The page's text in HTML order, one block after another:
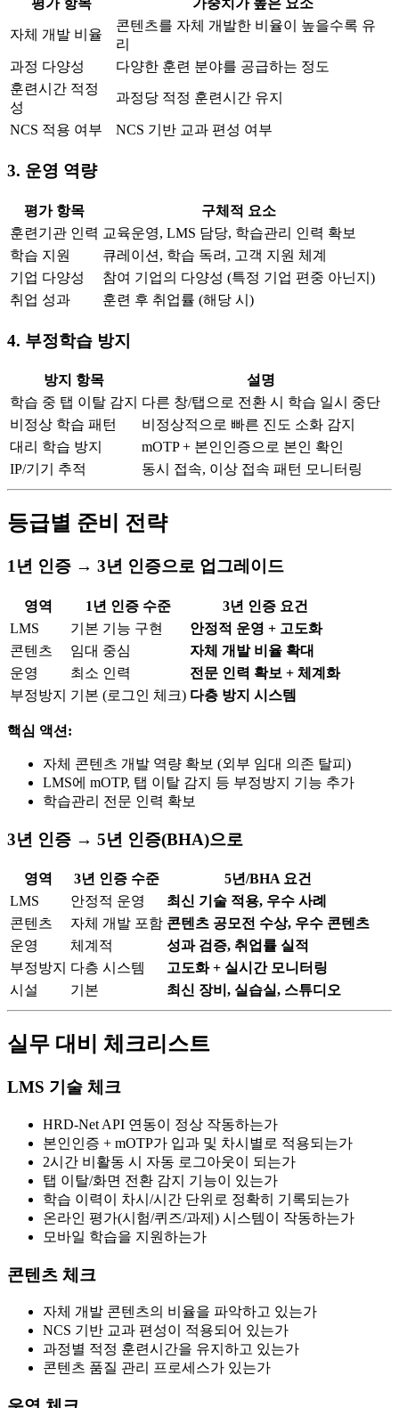
평가 항목 가중치가 높은 요소
자체 개발 비율
콘텐츠를 자체 개발한 비율이 높을수록 유
리
과정 다양성
다양한 훈련 분야를 공급하는 정도
훈련시간 적정
성
과정당 적정 훈련시간 유지
NCS 적용 여부 NCS 기반 교과 편성 여부
3. 운영 역량
평가 항목
구체적 요소
훈련기관 인력 교육운영, LMS 담당, 학습관리 인력 확보
학습 지원
큐레이션, 학습 독려, 고객 지원 체계
기업 다양성
참여 기업의 다양성 (특정 기업 편중 아닌지)
취업 성과
훈련 후 취업률 (해당 시)
4. 부정학습 방지
방지 항목
설명
학습 중 탭 이탈 감지
다른 창/탭으로 전환 시 학습 일시 중단
비정상 학습 패턴
비정상적으로 빠른 진도 소화 감지
대리 학습 방지
mOTP + 본인인증으로 본인 확인
IP/기기 추적
동시 접속, 이상 접속 패턴 모니터링
등급별 준비 전략
1년 인증 → 3년 인증으로 업그레이드
영역 1년 인증 수준
3년 인증 요건
LMS
기본 기능 구현
안정적 운영 + 고도화
콘텐츠
임대 중심
자체 개발 비율 확대
운영
최소 인력
전문 인력 확보 + 체계화
부정방지
기본 (로그인 체크) 다층 방지 시스템
핵심 액션:
자체 콘텐츠 개발 역량 확보 (외부 임대 의존 탈피)
LMS에 mOTP, 탭 이탈 감지 등 부정방지 기능 추가
학습관리 전문 인력 확보
3년 인증 → 5년 인증(BHA)으로
영역 3년 인증 수준
5년/BHA 요건
LMS
안정적 운영
최신 기술 적용, 우수 사례
콘텐츠
자체 개발 포함 콘텐츠 공모전 수상, 우수 콘텐츠
운영
체계적
성과 검증, 취업률 실적
부정방지
다층 시스템
고도화 + 실시간 모니터링
시설
기본 최신 장비, 실습실, 스튜디오
실무 대비 체크리스트
LMS 기술 체크
HRD-Net API 연동이 정상 작동하는가
본인인증 + mOTP가 입과 및 차시별로 적용되는가
2시간 비활동 시 자동 로그아웃이 되는가
탭 이탈/화면 전환 감지 기능이 있는가
학습 이력이 차시/시간 단위로 정확히 기록되는가
온라인 평가(시험/퀴즈/과제) 시스템이 작동하는가
모바일 학습을 지원하는가
콘텐츠 체크
자체 개발 콘텐츠의 비율을 파악하고 있는가
NCS 기반 교과 편성이 적용되어 있는가
과정별 적정 훈련시간을 유지하고 있는가
콘텐츠 품질 관리 프로세스가 있는가